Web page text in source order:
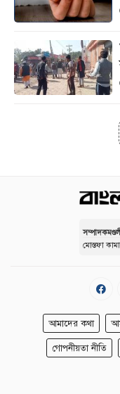
মোস্তফা
আমাদের কথা
গোপনীয়তা নীতি